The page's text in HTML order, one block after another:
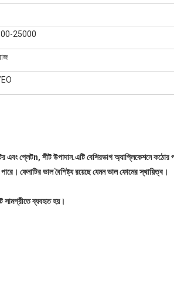
25000
এবং প্লেটn, শীট উপাদান.এটি বেশিরভাগ অ্যাপ্লিকেশনে কঠোর
ফেনাটির ভাল বৈশিষ্ট্য রয়েছে যেমন ভাল ফোমের স্থায়িত্ব।
সামগ্রীতে ব্যবহৃত হয়।